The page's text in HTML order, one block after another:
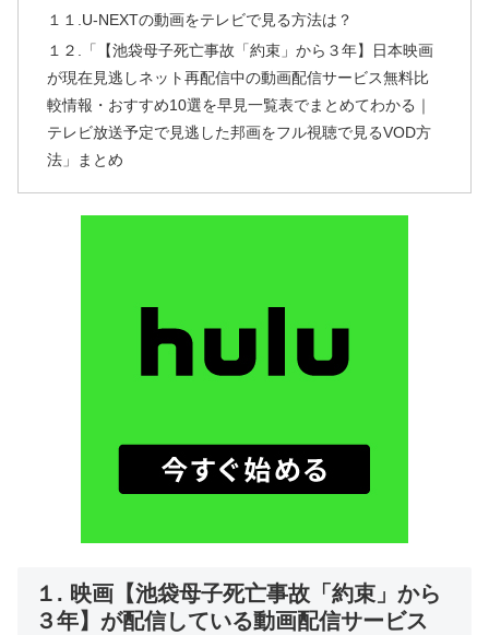
１１.U-NEXTの動画をテレビで見る方法は？
１２.「【池袋母子死亡事故「約束」から３年】日本映画
が現在見逃しネット再配信中の動画配信サービス無料比
較情報・おすすめ10選を早見一覧表でまとめてわかる｜
テレビ放送予定で見逃した邦画をフル視聴で見るVOD方
法」まとめ
１. 映画【池袋母子死亡事故「約束」から
３年】が配信している動画配信サービス